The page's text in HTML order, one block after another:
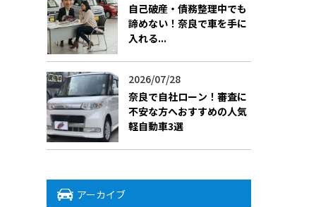
自己破産・債務整理中でも
諦めない！奈良で車を手に
入れる...
2026/07/28
奈良で自社ローン！審査に
不安な方へおすすめの人気
軽自動車3選
アーカイブ